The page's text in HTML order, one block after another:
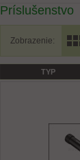
Príslušenstvo
Zobrazenie:
TYPLetná